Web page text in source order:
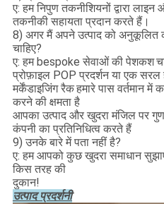
ए: हम निपुण तकनीशियनों द्वारा
तकनीकी सहायता प्रदान करते हैं।
8) अगर मैं अपने उत्पाद को अनुकूलित
चाहिए?
ए: हम bespoke सेवाओं की पेशकश
प्रोफ़ाइल POP प्रदर्शन या एक सरल
मर्केंडाइजिंग रैकहमारे पास वर्तमान में
करने की क्षमता है
आपका उत्पाद और खुदरा मंजिल पर
कंपनी का प्रतिनिधित्व करते हैं
9) उनके बारे में पता नहीं है?
ए: हम आपको कुछ खुदरा समाधान
किस तरह की
दुकान!
उत्पाद प्रदर्शनी